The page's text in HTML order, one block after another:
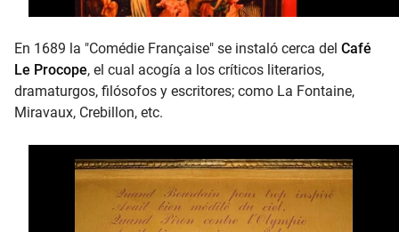
En 1689 la "Comédie Française" se instaló cerca del Café
Le Procope, el cual acogía a los críticos literarios,
dramaturgos, filósofos y escritores; como La Fontaine,
Miravaux, Crebillon, etc.